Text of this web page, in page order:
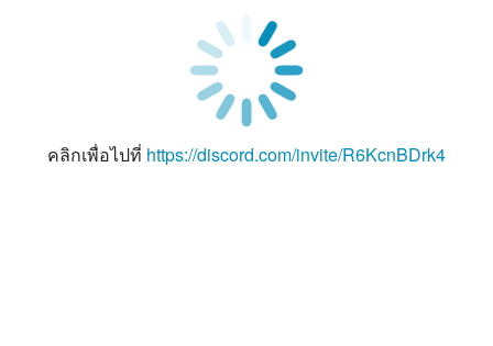
คลิกเพื่อไปที่ https://discord.com/invite/R6KcnBDrk4